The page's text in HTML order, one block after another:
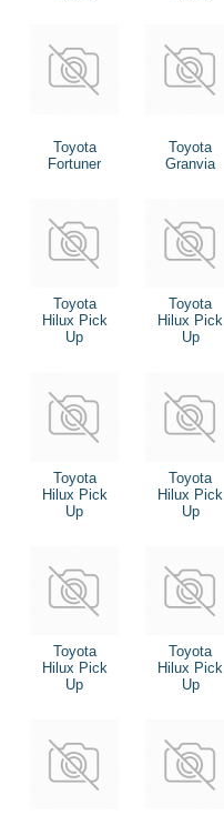
Toyota
Fortuner
Toyota
Granvia
Toyota
Hilux Pick
Up
Toyota
Hilux Pick
Up
Toyota
Hilux Pick
Up
Toyota
Hilux Pick
Up
Toyota
Hilux Pick
Up
Toyota
Hilux Pick
Up